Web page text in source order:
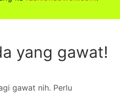
yang gawat!
gawat nih. Perlu